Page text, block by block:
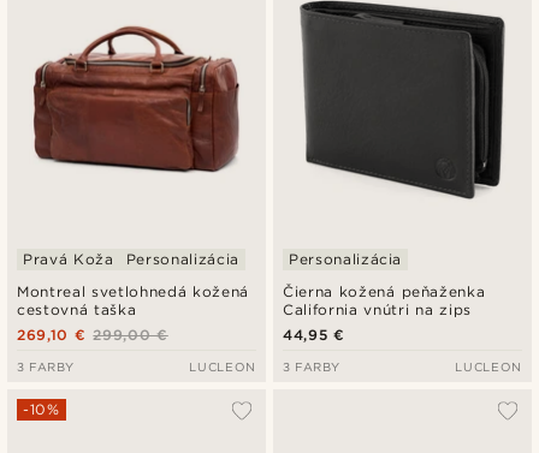
Montreal svetlohnedá kožená
cestovná taška
Pravá Koža Personalizácia
299,00 €
269,10 €
3 FARBY LUCLEON
Čierna kožená peňaženka
California vnútri na zips
Personalizácia
44,95 €
3 FARBY LUCLEON
-10%